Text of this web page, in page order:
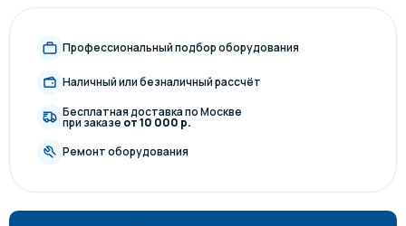
Профессиональный подбор оборудования
Наличный или безналичный рассчёт
Бесплатная доставка по Москве
при заказе от 10 000 р.
Ремонт оборудования